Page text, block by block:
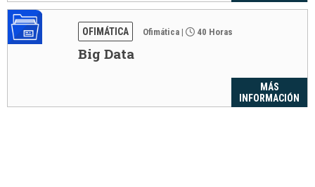
OFIMÁTICA Ofimática | 40 Horas
Big Data
MÁS
INFORMACIÓN